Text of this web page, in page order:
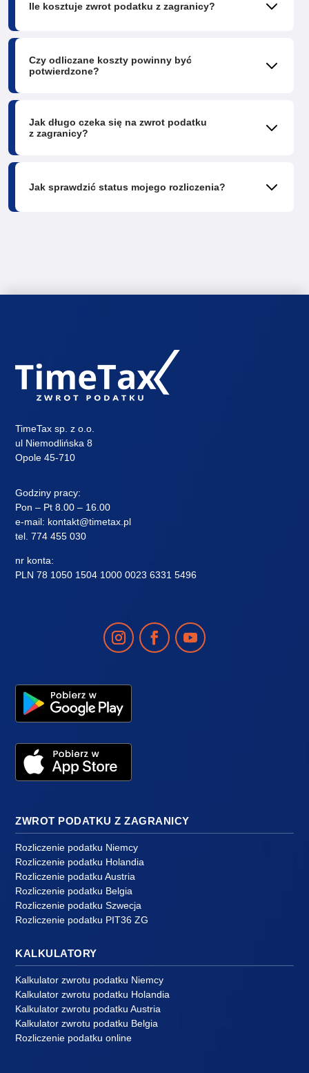
Ile kosztuje zwrot podatku z zagranicy?
Czy odliczane koszty powinny być
potwierdzone?
Jak długo czeka się na zwrot podatku
z zagranicy?
Jak sprawdzić status mojego rozliczenia?
TimeTax sp. z o.o.
ul Niemodlińska 8
Opole 45-710
Godziny pracy:
Pon – Pt 8.00 – 16.00
e-mail: kontakt@timetax.pl
tel.774 455 030
nr konta:
PLN 78 1050 1504 1000 0023 6331 5496
ZWROT PODATKU Z ZAGRANICY
Rozliczenie podatku Niemcy
Rozliczenie podatku Holandia
Rozliczenie podatku Austria
Rozliczenie podatku Belgia
Rozliczenie podatku Szwecja
Rozliczenie podatku PIT36 ZG
KALKULATORY
Kalkulator zwrotu podatku Niemcy
Kalkulator zwrotu podatku Holandia
Kalkulator zwrotu podatku Austria
Kalkulator zwrotu podatku Belgia
Rozliczenie podatku online